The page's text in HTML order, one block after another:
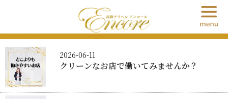
2026-06-11
クリーンなお店で働いてみませんか？